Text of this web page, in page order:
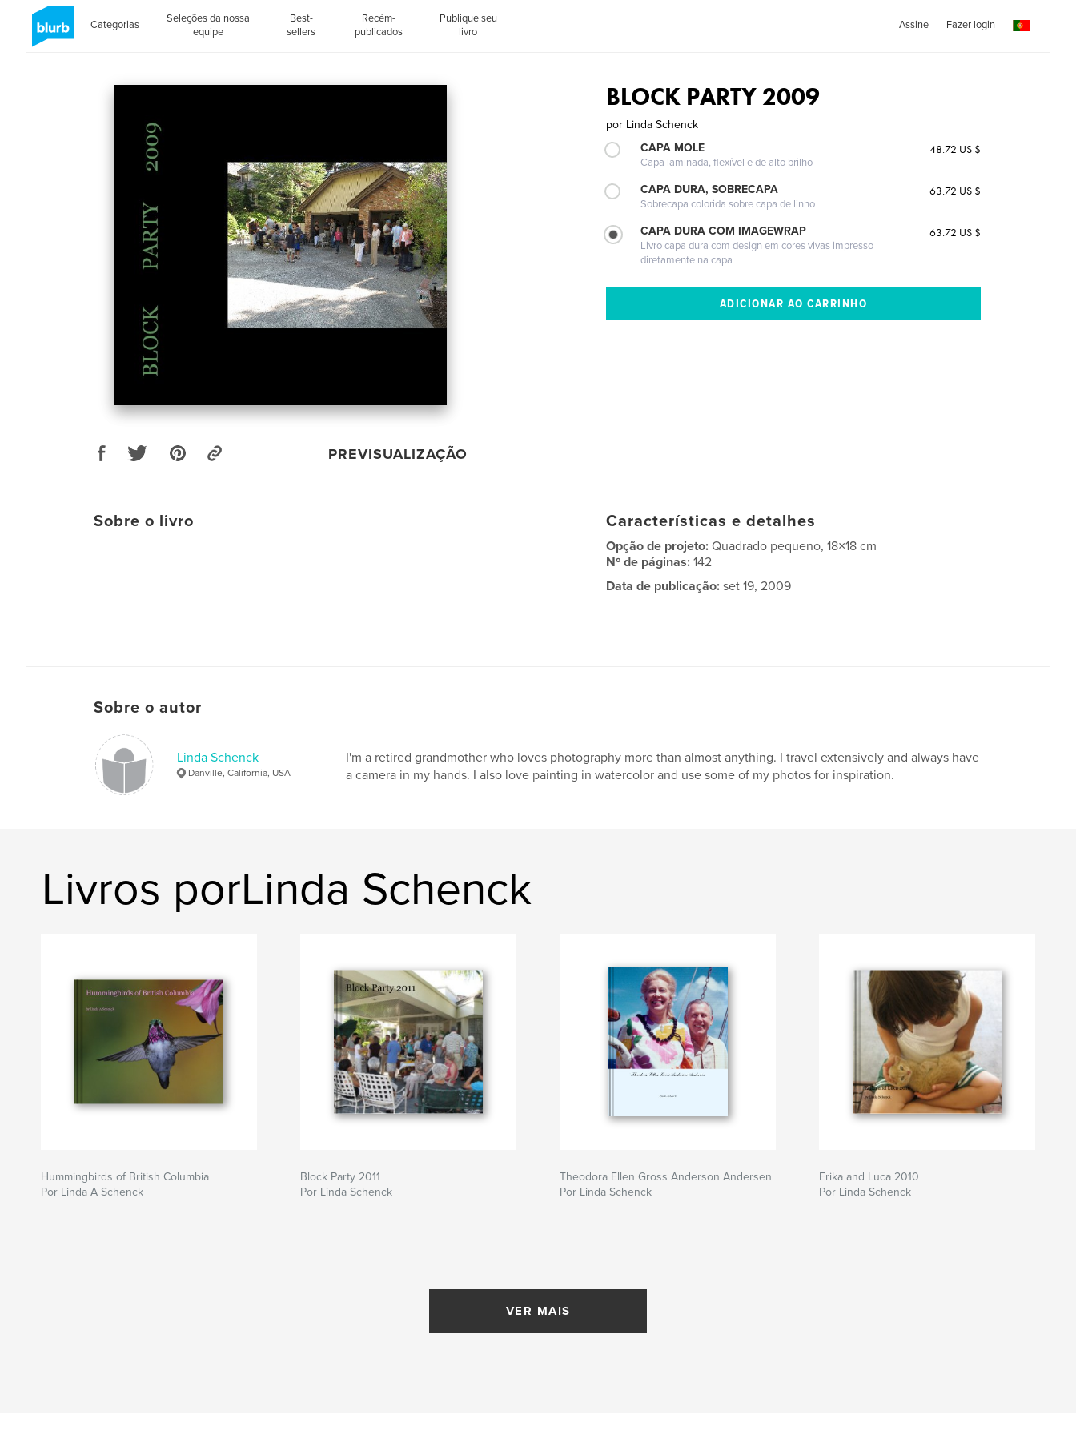
Categorias
Seleções da nossa
equipe
Best-
sellers
Recém-
publicados
Publique seu
livro
Assine Fazer login
PREVISUALIZAÇÃO
BLOCK PARTY 2009
por Linda Schenck
CAPA MOLE
Capa laminada, flexível e de alto brilho
48.72 US $
CAPA DURA, SOBRECAPA
Sobrecapa colorida sobre capa de linho
63.72 US $
CAPA DURA COM IMAGEWRAP
Livro capa dura com design em cores vivas impresso
diretamente na capa
63.72 US $
Sobre o livro Características e detalhes
Opção de projeto:Quadrado pequeno, 18×18 cm
Nº de páginas:142
Data de publicação: set 19, 2009
Sobre o autor
Linda Schenck
Danville, California, USA
I'm a retired grandmother who loves photography more than almost anything. I travel extensively and always have
a camera in my hands. I also love painting in watercolor and use some of my photos for inspiration.
Livros porLinda Schenck
Hummingbirds of British Columbia
Por Linda A Schenck
Block Party 2011
Por Linda Schenck
Theodora Ellen Gross Anderson Andersen
Por Linda Schenck
Erika and Luca 2010
Por Linda Schenck
VER MAIS